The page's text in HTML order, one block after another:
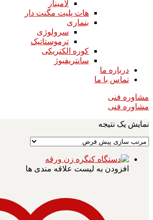
لامینار​​​​​​​
هات پلیت مگنت دار​​​​​​​
بنماری
سرولوژی
ترموستاتیک
کوره الکتریکی
سانتریفیوژ
درباره ما
تماس با ما
مشاوره فنی
مشاوره فنی
نمایش یک نتیجه
افزودن به لیست علاقه مندی ها